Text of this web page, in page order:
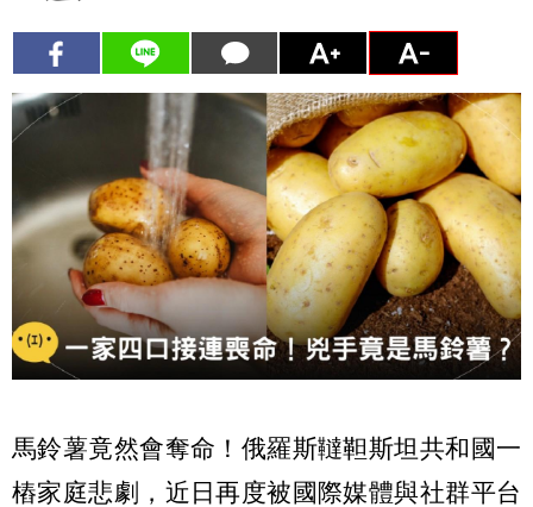
馬鈴薯竟然會奪命！俄羅斯韃靼斯坦共和國一
樁家庭悲劇，近日再度被國際媒體與社群平台